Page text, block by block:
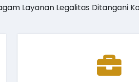
Layanan Legalitas Ditangani